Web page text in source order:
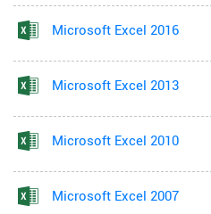
Microsoft Excel 2016
Microsoft Excel 2013
Microsoft Excel 2010
Microsoft Excel 2007